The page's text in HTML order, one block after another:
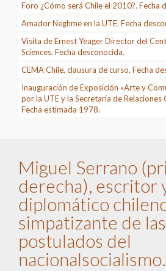
Foro ¿Cómo será Chile el 2010?. Fecha
Amador Neghme en la UTE. Fecha
Visita de Ernest Yeager Director del
Sciences. Fecha desconocida.
CEMA Chile, clausura de curso. Fecha
Inauguración de Exposición «Arte y
por la UTE y la Secretaría de
Fecha estimada 1978.
Miguel Serrano
derecha), escritor
diplomático
simpatizante de
postulados del